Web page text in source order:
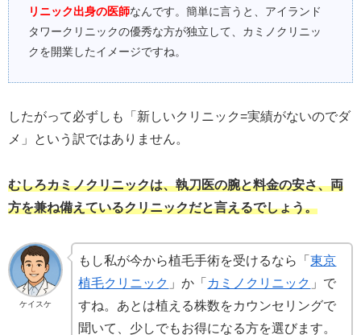
リニック出身の医師なんです。簡単に言うと、アイランド
タワークリニックの優秀な方が独立して、カミノクリニッ
クを開業したイメージですね。
したがって必ずしも「新しいクリニック=実績がないのでダ
メ」という訳ではありません。
むしろカミノクリニックは、執刀医の腕と料金の安さ、両
方を兼ね備えているクリニックだと言えるでしょう。
ケイスケ
もし私が今から植毛手術を受けるなら「東京
植毛クリニック 」か「 カミノクリニック 」で
すね。あとは植える株数をカウンセリングで
聞いて、少しでもお得になる方を選びます。